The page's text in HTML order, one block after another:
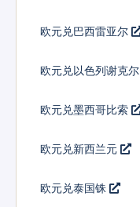
欧元兑巴西雷亚尔
欧元兑以色列谢克尔
欧元兑墨西哥比索
欧元兑新西兰元
欧元兑泰国铢